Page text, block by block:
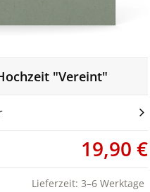
"Vereint"
19,90 €
Lieferzeit: 3–6 Werktage